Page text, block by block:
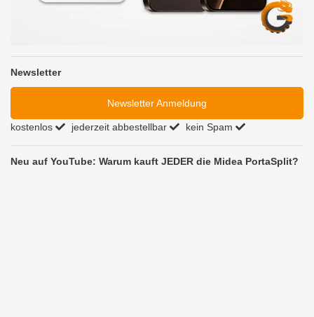
Newsletter
Newsletter Anmeldung
kostenlos jederzeit abbestellbar kein Spam
Neu auf YouTube: Warum kauft JEDER die Midea PortaSplit?